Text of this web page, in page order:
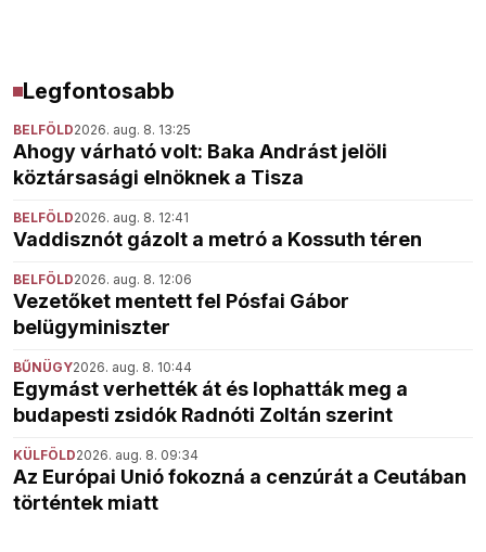
Legfontosabb
BELFÖLD2026. aug. 8. 13:25
Ahogy várható volt: Baka Andrást jelöli
köztársasági elnöknek a Tisza
BELFÖLD2026. aug. 8. 12:41
Vaddisznót gázolt a metró a Kossuth téren
BELFÖLD2026. aug. 8. 12:06
Vezetőket mentett fel Pósfai Gábor
belügyminiszter
BŰNÜGY2026. aug. 8. 10:44
Egymást verhették át és lophatták meg a
budapesti zsidók Radnóti Zoltán szerint
KÜLFÖLD2026. aug. 8. 09:34
Az Európai Unió fokozná a cenzúrát a Ceutában
történtek miatt